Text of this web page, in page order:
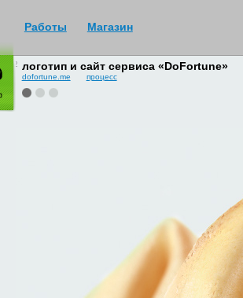
Работы Магазин
логотип и сайт сервиса «DoFortune»
dofortune.me процесс